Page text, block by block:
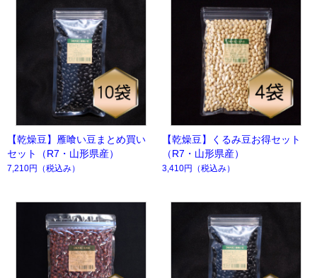
【乾燥豆】雁喰い豆まとめ買い
セット（R7・山形県産）
7,210円 （税込み）
【乾燥豆】くるみ豆お得セット
（R7・山形県産）
3,410円 （税込み）